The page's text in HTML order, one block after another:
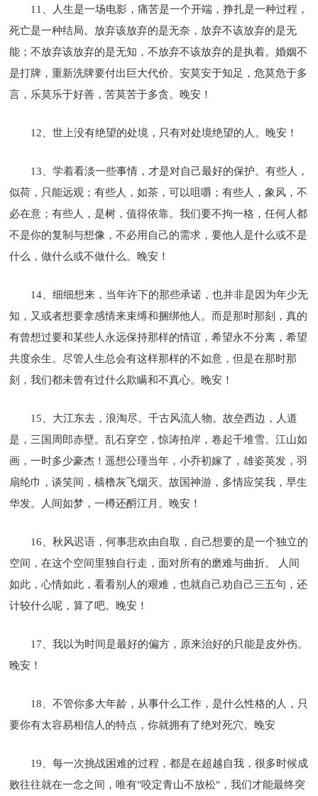
11、人生是一场电影，痛苦是一个开端，挣扎是一种过程，
死亡是一种结局。放弃该放弃的是无奈，放弃不该放弃的是无
能；不放弃该放弃的是无知，不放弃不该放弃的是执着。婚姻不
是打牌，重新洗牌要付出巨大代价。安莫安于知足，危莫危于多
言，乐莫乐于好善，苦莫苦于多贪。晚安！
12、世上没有绝望的处境，只有对处境绝望的人。晚安！
13、学着看淡一些事情，才是对自己最好的保护。有些人，
似荷，只能远观；有些人，如茶，可以咀嚼；有些人，象风，不
必在意；有些人，是树，值得依靠。我们要不拘一格，任何人都
不是你的复制与想像，不必用自己的需求，要他人是什么或不是
什么，做什么或不做什么。晚安！
14、细细想来，当年许下的那些承诺，也并非是因为年少无
知，又或者想要拿感情来束缚和捆绑他人。而是那时那刻，真的
有曾想过要和某些人永远保持那样的情谊，希望永不分离，希望
共度余生。尽管人生总会有这样那样的不如意，但是在那时那
刻，我们都未曾有过什么欺瞒和不真心。晚安！
15、大江东去，浪淘尽。千古风流人物。故垒西边，人道
是，三国周郎赤壁。乱石穿空，惊涛拍岸，卷起千堆雪。江山如
画，一时多少豪杰！遥想公瑾当年，小乔初嫁了，雄姿英发，羽
扇纶巾，谈笑间，樯橹灰飞烟灭。故国神游，多情应笑我，早生
华发。人间如梦，一樽还酹江月。晚安！
16、秋风迟语，何事悲欢由自取，自己想要的是一个独立的
空间，在这个空间里独自行走，面对所有的磨难与曲折。 人间
如此，心情如此，看看别人的艰难，也就自己劝自己三五句，还
计较什么呢，算了吧。晚安！
17、我以为时间是最好的偏方，原来治好的只能是皮外伤。
晚安！
18、不管你多大年龄，从事什么工作，是什么性格的人，只
要你有太容易相信人的特点，你就拥有了绝对死穴。晚安
19、每一次挑战困难的过程，都是在超越自我，很多时候成
败往往就在一念之间，唯有"咬定青山不放松"，我们才能最终突